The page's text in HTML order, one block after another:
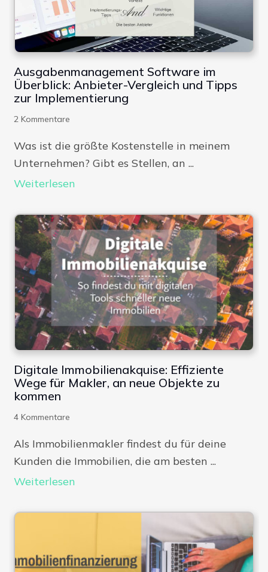
Ausgabenmanagement Software im
Überblick: Anbieter-Vergleich und Tipps
zur Implementierung
2 Kommentare
Was ist die größte Kostenstelle in meinem
Unternehmen? Gibt es Stellen, an ...
Weiterlesen
Digitale Immobilienakquise: Effiziente
Wege für Makler, an neue Objekte zu
kommen
4 Kommentare
Als Immobilienmakler findest du für deine
Kunden die Immobilien, die am besten ...
Weiterlesen